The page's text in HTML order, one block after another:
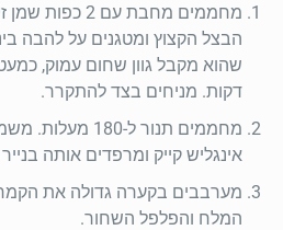
מחממים מחבת עם 2
הבצל הקצוץ ומטגנים על להבה
דקות. מניחים בצד להתקרר.
מחממים תנור ל-180
אינגליש קייק ומרפדים אותה
מערבבים בקערה גדולה את
המלח והפלפל השחור.